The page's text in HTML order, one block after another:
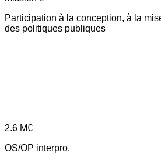
Participation à la conception, à la
des politiques publiques
2.6 M€
OS/OP interpro.